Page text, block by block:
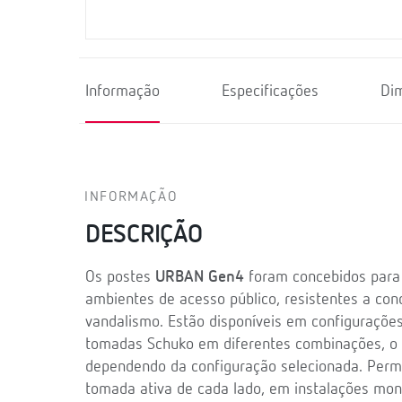
Informação Especificações
INFORMAÇÃO
DESCRIÇÃO
Os postes URBAN Gen4 foram concebidos
ambientes de acesso público, resistentes a
vandalismo. Estão disponíveis em
tomadas Schuko em diferentes combinações,
dependendo da configuração selecionada.
tomada ativa de cada lado, em instalações